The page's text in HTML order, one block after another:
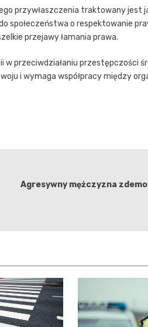
przywłaszczenia traktowany jest
społeczeństwa o respektowanie
przejawy łamania prawa.
przeciwdziałaniu przestępczości
i wymaga współpracy między
Agresywny mężczyzna